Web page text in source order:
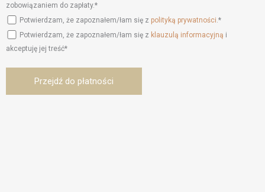
zobowiązaniem do zapłaty.*
Potwierdzam, że zapoznałem/łam się z polityką prywatności.*
Potwierdzam, że zapoznałem/łam się z klauzulą informacyjną i
akceptuję jej treść*
Przejdź do płatności